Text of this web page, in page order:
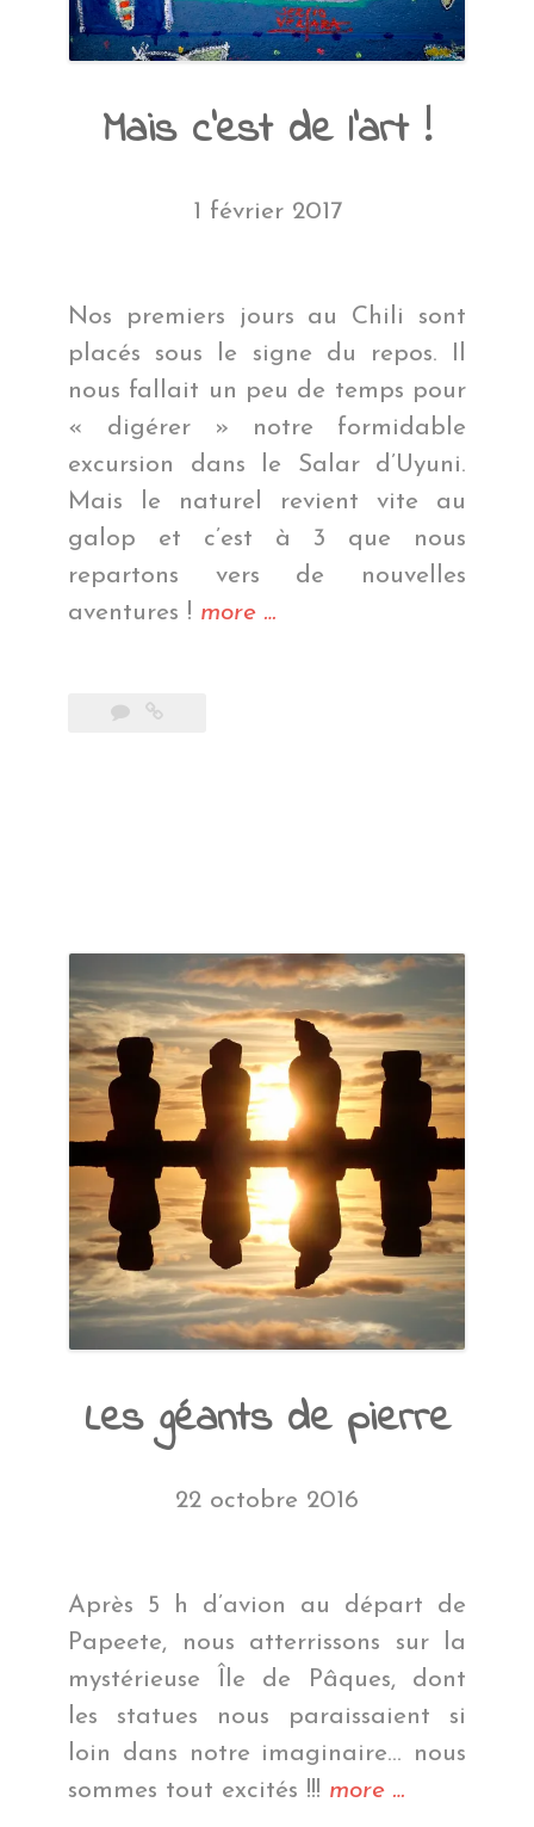
Mais c’est de l’art !
1 février 2017
Nos premiers jours au Chili sont
placés sous le signe du repos. Il
nous fallait un peu de temps pour
« digérer » notre formidable
excursion dans le Salar d’Uyuni.
Mais le naturel revient vite au
galop et c’est à 3 que nous
repartons vers de nouvelles
aventures ! more « Mais
…
Les géants de pierre
22 octobre 2016
Après 5 h d’avion au départ de
Papeete, nous atterrissons sur la
mystérieuse Île de Pâques, dont
les statues nous paraissaient si
loin dans notre imaginaire… nous
sommes tout excités !!! more « Les
…